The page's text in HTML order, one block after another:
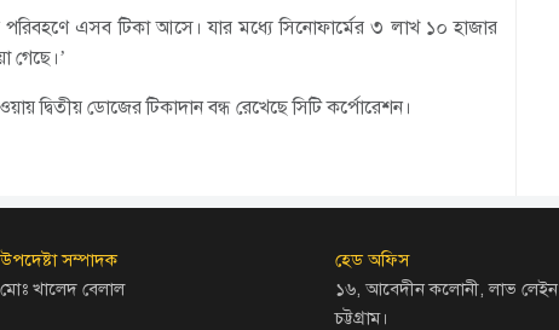
পরিবহণে এসব টিকা আসে। যার মধ্যে সিনোফার্মের ৩ লাখ ১০ হাজার
গেছে।’
দ্বিতীয় ডোজের টিকাদান বন্ধ রেখেছে সিটি কর্পোরেশন।
উপদেষ্টা সম্পাদক
মোঃ খালেদ বেলাল
হেড অফিস
১৬, আবেদীন কলোনী, লাভ লেইন,
চট্টগ্রাম।